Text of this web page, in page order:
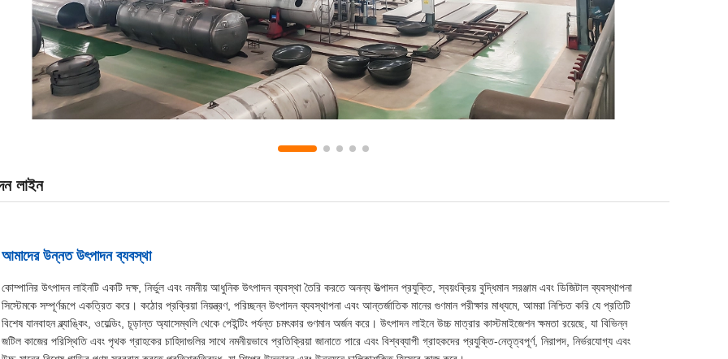
লাইন
আমাদের উন্নত উৎপাদন ব্যবস্থা
কোম্পানির উৎপাদন লাইনটি একটি দক্ষ, নির্ভুল এবং নমনীয় আধুনিক উৎপাদন ব্যবস্থা তৈরি করতে অনন্য উত্পাদন প্রযুক্তি, স্বয়ংক্রিয় বুদ্ধিমান সরঞ্জাম এবং ডিজিটাল ব্যবস্থাপনা
সিস্টেমকে সম্পূর্ণরূপে একত্রিত করে। কঠোর প্রক্রিয়া নিয়ন্ত্রণ, পরিচ্ছন্ন উৎপাদন ব্যবস্থাপনা এবং আন্তর্জাতিক মানের গুণমান পরীক্ষার মাধ্যমে, আমরা নিশ্চিত করি যে প্রতিটি
বিশেষ যানবাহন ব্ল্যাঙ্কিং, ওয়েল্ডিং, চূড়ান্ত অ্যাসেম্বলি থেকে পেইন্টিং পর্যন্ত চমৎকার গুণমান অর্জন করে। উৎপাদন লাইনে উচ্চ মাত্রার কাস্টমাইজেশন ক্ষমতা রয়েছে, যা বিভিন্ন
জটিল কাজের পরিস্থিতি এবং পৃথক গ্রাহকের চাহিদাগুলির সাথে নমনীয়ভাবে প্রতিক্রিয়া জানাতে পারে এবং বিশ্বব্যাপী গ্রাহকদের প্রযুক্তি-নেতৃত্বপূর্ণ, নিরাপদ, নির্ভরযোগ্য এবং